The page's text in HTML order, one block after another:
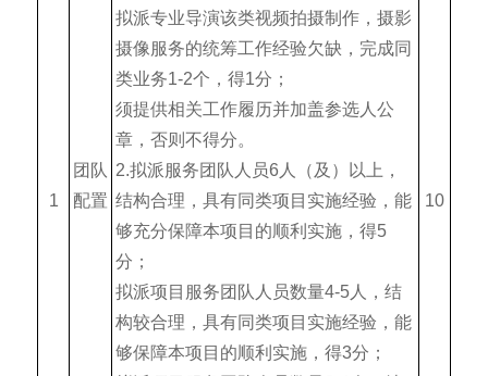
1
团队
配置
拟派专业导演该类视频拍摄制作，摄影
摄像服务的统筹工作经验欠缺，完成同
类业务1-2个，得1分；
须提供相关工作履历并加盖参选人公
章，否则不得分。
2.拟派服务团队人员6人（及）以上，
结构合理，具有同类项目实施经验，能
够充分保障本项目的顺利实施，得5
分；
拟派项目服务团队人员数量4-5人，结
构较合理，具有同类项目实施经验，能
够保障本项目的顺利实施，得3分；
10